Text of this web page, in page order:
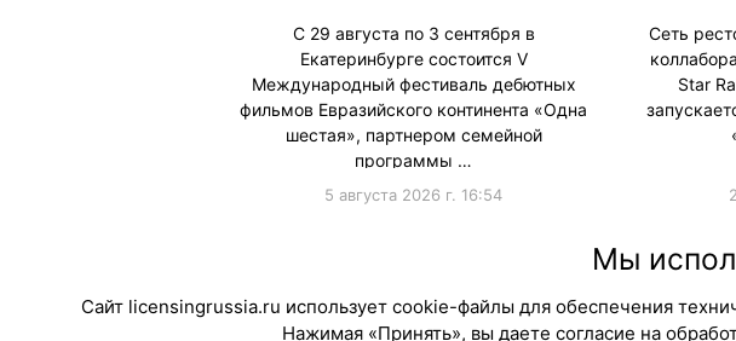
С 29 августа по 3 сентября в
Екатеринбурге состоится V
Международный фестиваль дебютных
фильмов Евразийского континента «Одна
шестая», партнером семейной
программы …
5 августа 2026 г. 16:54
Сеть
Star
Мы
Сайт licensingrussia.ru использует cookie-файлы для обеспечения
Нажимая «Принять», вы даете согласие на